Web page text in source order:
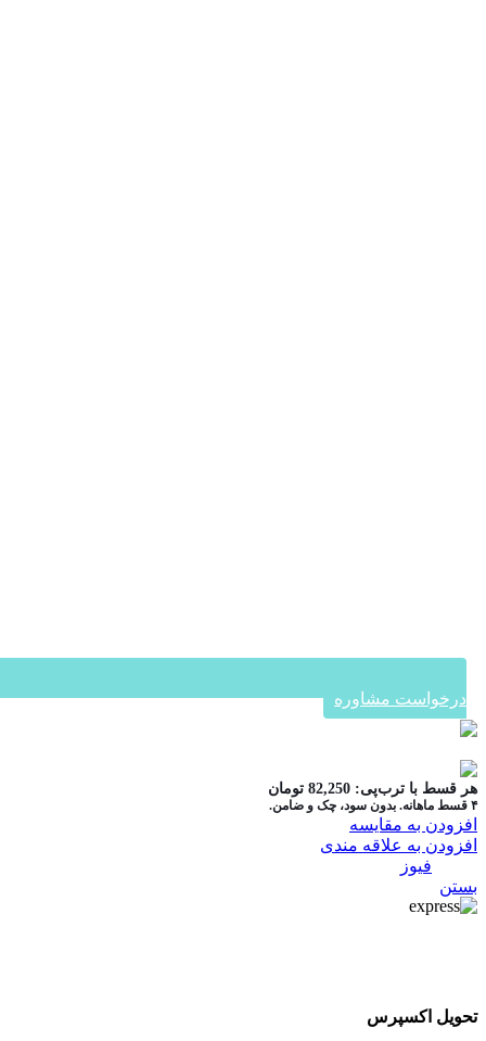
درخواست مشاوره
هر قسط با ترب‌پی: 82,250 تومان
۴ قسط ماهانه. بدون سود، چک و ضامن.
افزودن به مقایسه
افزودن به علاقه مندی
فیوز
بستن
تحویل اکسپرس